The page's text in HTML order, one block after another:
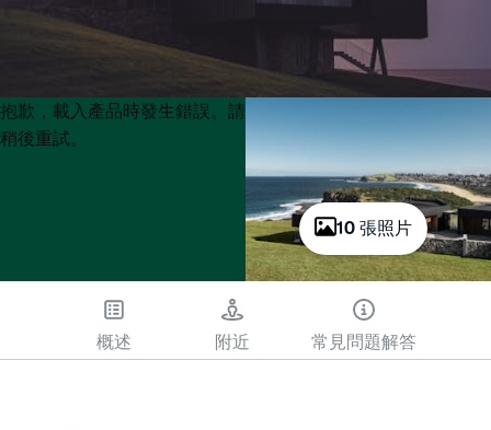
10 張照片
Product
List
Product
List
抱歉，載入產品時發生錯誤。請
稍後重試。
概述 附近 常見問題解答